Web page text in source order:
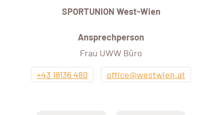
SPORTUNION West-Wien
Ansprechperson
Frau UWW Büro
+43 18136 480
office@westwien.at